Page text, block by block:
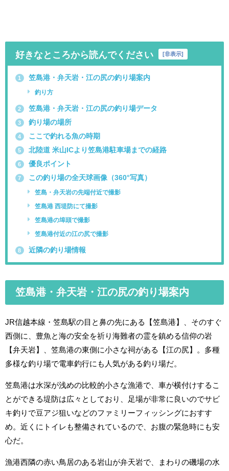
好きなところから読んでください [非表示]
1 笠島港・弁天岩・江の尻の釣り場案内
釣り方
2 笠島港・弁天岩・江の尻の釣り場データ
3 釣り場の場所
4 ここで釣れる魚の時期
5 北陸道 米山ICより笠島港駐車場までの経路
6 優良ポイント
7 この釣り場の全天球画像（360°写真）
笠島・弁天岩の先端付近で撮影
笠島港 西堤防にて撮影
笠島港の埠頭で撮影
笠島港付近の江の尻で撮影
8 近隣の釣り場情報
笠島港・弁天岩・江の尻の釣り場案内
JR信越本線・笠島駅の目と鼻の先にある【笠島港】、そのすぐ
西側に、 豊魚と海の安全を祈り海難者の霊を鎮める信仰の岩
【弁天岩】、笠島港の東側に小さな祠がある【江の尻】。多種
多様な釣り場で電車釣行にも人気がある釣り場だ。
笠島港は水深が浅めの比較的小さな漁港で、車が横付けするこ
とができる堤防は広々としており、足場が非常に良いのでサビ
キ釣りで豆アジ狙いなどのフ ァミリーフィッシングにおすす
め。近くにトイレも整備されているので、お腹の緊急時にも安
心だ。
漁港西隣の赤い鳥居のある岩山が弁天岩で、まわりの磯場の水